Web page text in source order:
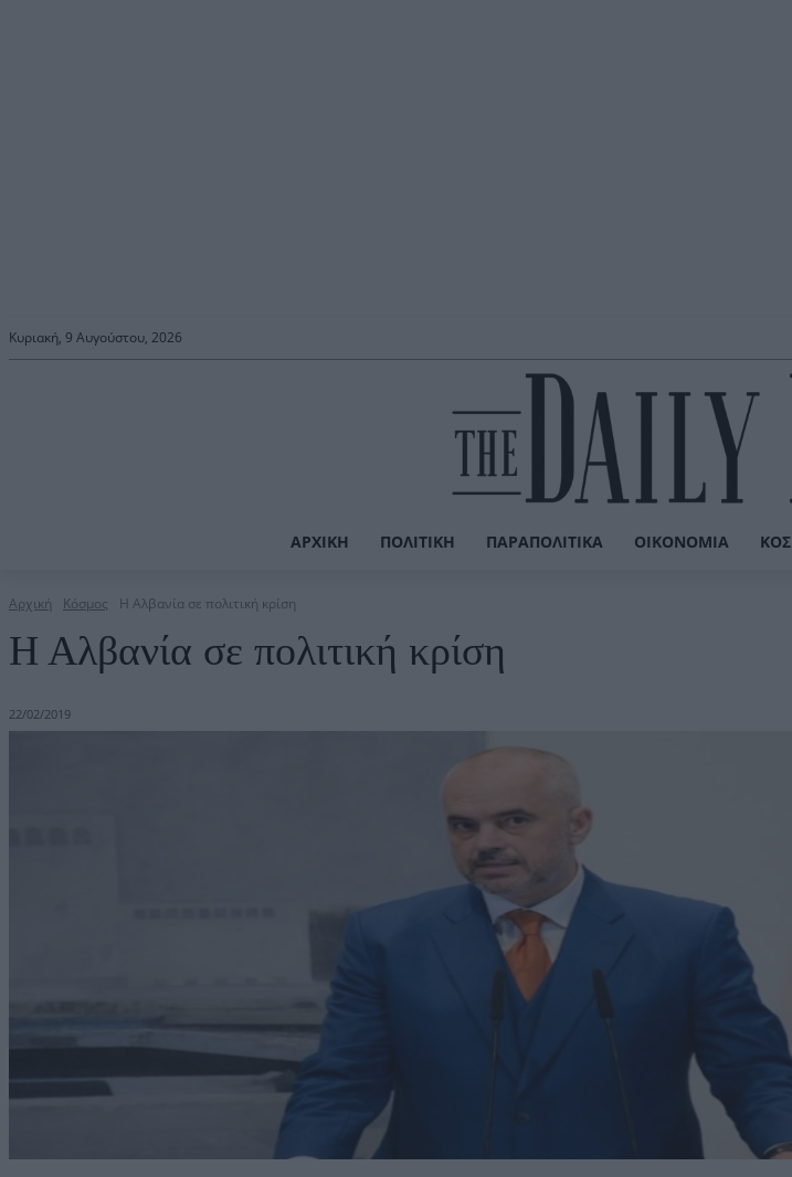
Κυριακή, 9 Αυγούστου, 2026
ΑΡΧΙΚΉ ΠΟΛΙΤΙΚΉ ΠΑΡΑΠΟΛΙΤΙΚΆ ΟΙΚΟΝΟΜΊΑ
Αρχική Κόσμος Η Αλβανία σε πολιτική κρίση
Η Αλβανία σε πολιτική κρίση
22/02/2019